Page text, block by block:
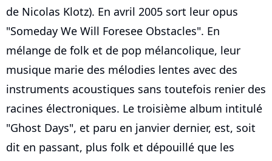
de Nicolas Klotz). En avril 2005 sort leur opus
"Someday We Will Foresee Obstacles". En
mélange de folk et de pop mélancolique, leur
musique marie des mélodies lentes avec des
instruments acoustiques sans toutefois renier des
racines électroniques. Le troisième album intitulé
"Ghost Days", et paru en janvier dernier, est, soit
dit en passant, plus folk et dépouillé que les